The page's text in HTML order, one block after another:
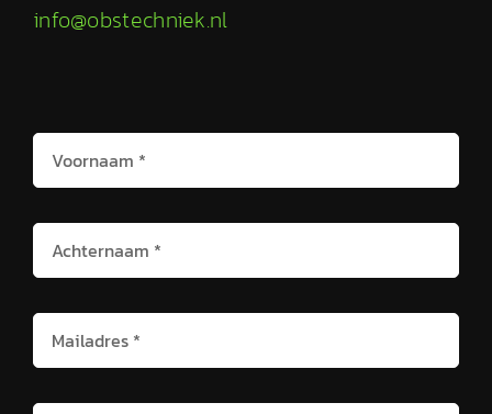
info@obstechniek.nl